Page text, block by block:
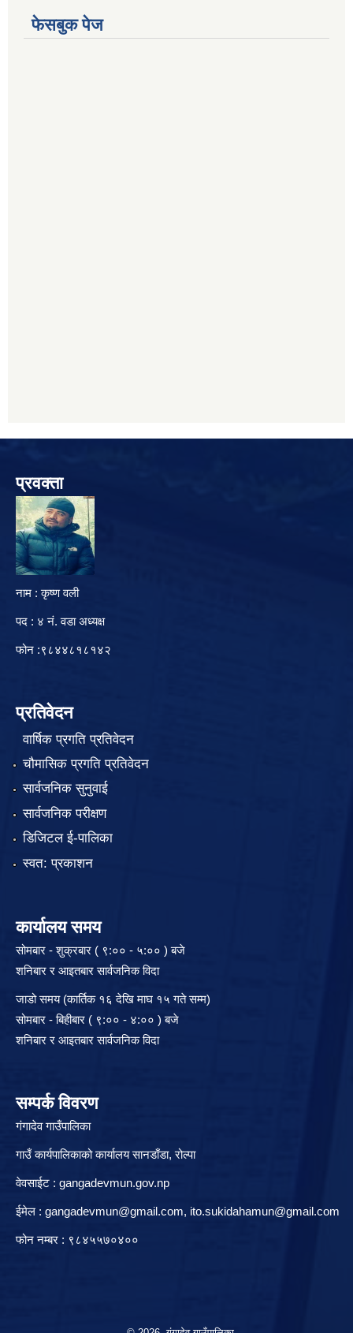
फेसबुक पेज
प्रवक्ता
नाम : कृष्ण वली
पद : ४ नं. वडा अध्यक्ष
फोन :९८४४८१८१४२
प्रतिवेदन
वार्षिक प्रगति प्रतिवेदन
चौमासिक प्रगति प्रतिवेदन
सार्वजनिक सुनुवाई
सार्वजनिक परीक्षण
डिजिटल ई-पालिका
स्वत: प्रकाशन
कार्यालय समय
सोमबार - शुक्रबार ( ९:०० - ५:०० ) बजे
शनिबार र आइतबार सार्वजनिक विदा
जाडो समय (कार्तिक १६ देखि माघ १५ गते सम्म)
सोमबार - बिहीबार ( ९:०० - ४:०० ) बजे
शनिबार र आइतबार सार्वजनिक विदा
सम्पर्क विवरण
गंगादेव गाउँपालिका
गाउँ कार्यपालिकाको कार्यालय सानडाँडा, रो‍‍ल्पा
वेवसाईट : gangadevmun.gov.np
ईमेल : gangadevmun@gmail.com, ito.sukidahamun@gmail.com
फोन नम्बर : ९८४५५७०४००